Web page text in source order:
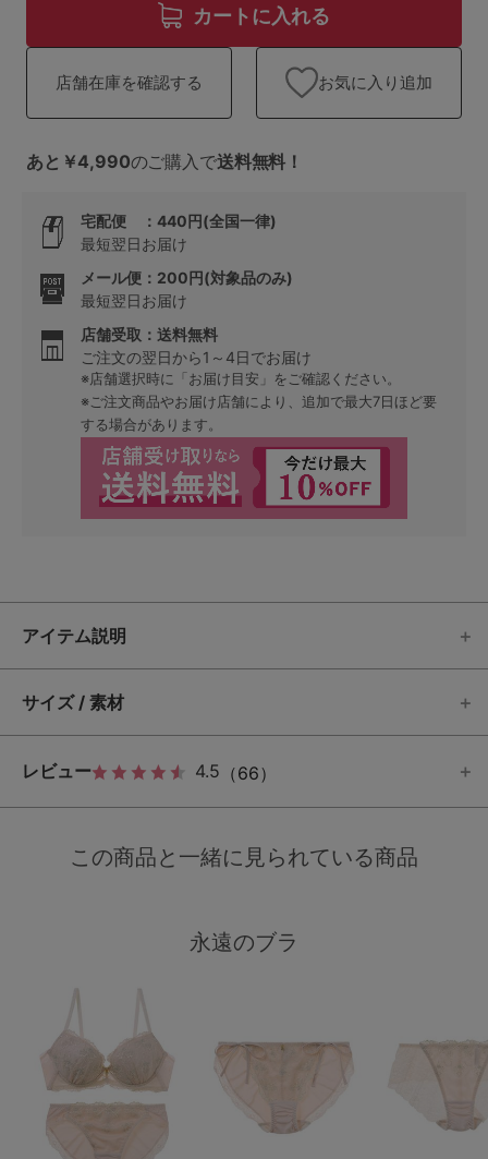
カートに入れる
店舗在庫を確認する お気に入り追加
あと￥4,990のご購入で送料無料！
宅配便 ：440円(全国一律)
最短翌日お届け
メール便：200円(対象品のみ)
最短翌日お届け
店舗受取：送料無料
ご注文の翌日から1～4日でお届け
※店舗選択時に「お届け目安」をご確認ください。
※ご注文商品やお届け店舗により、追加で最大7日ほど要
する場合があります。
アイテム説明
サイズ / 素材
レビュー 4.5 （66）
この商品と一緒に見られている商品
永遠のブラ